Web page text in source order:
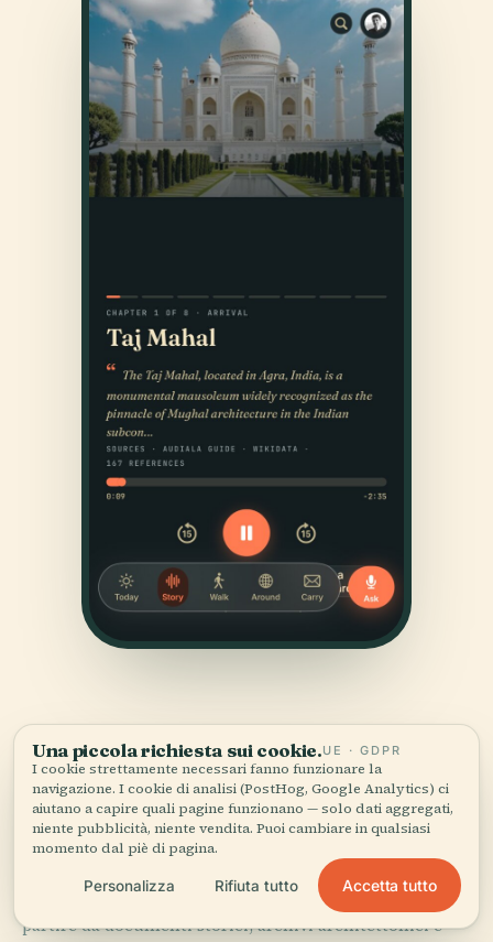
FONTI
Verificato,e mostrato.
Ricercata e scritta dal team editoriale di Audiala a
partire da documenti storici, archivi architettonici e
Una piccola richiesta sui cookie.UE · GDPR
I cookie strettamente necessari fanno funzionare la
navigazione. I cookie di analisi (PostHog, Google Analytics) ci
aiutano a capire quali pagine funzionano — solo dati aggregati,
niente pubblicità, niente vendita. Puoi cambiare in qualsiasi
momento dal piè di pagina.
Personalizza Rifiuta tutto Accetta tutto